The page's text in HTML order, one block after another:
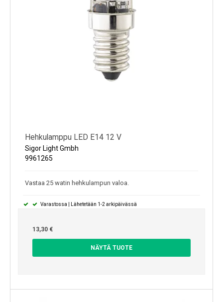
Hehkulamppu LED E14 12 V
Sigor Light Gmbh
9961265
Vastaa 25 watin hehkulampun valoa.
Varastossa | Lähetetään 1-2 arkipäivässä
13,30 €
NÄYTÄ TUOTE